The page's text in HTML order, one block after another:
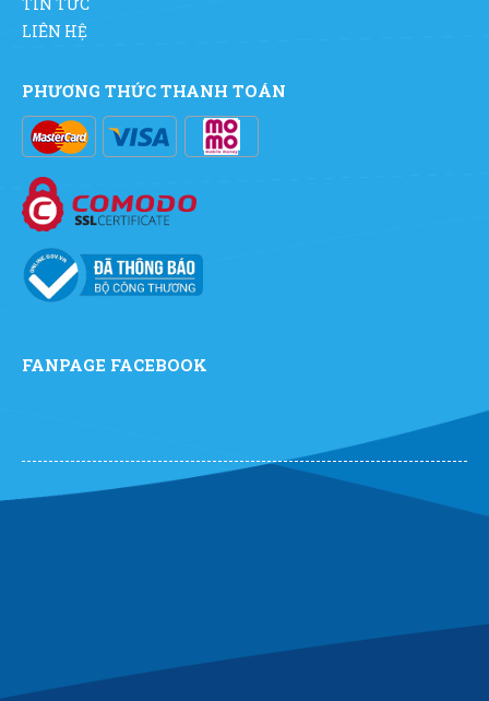
LIÊN HỆ
PHƯƠNG THỨC THANH TOÁN
FANPAGE FACEBOOK